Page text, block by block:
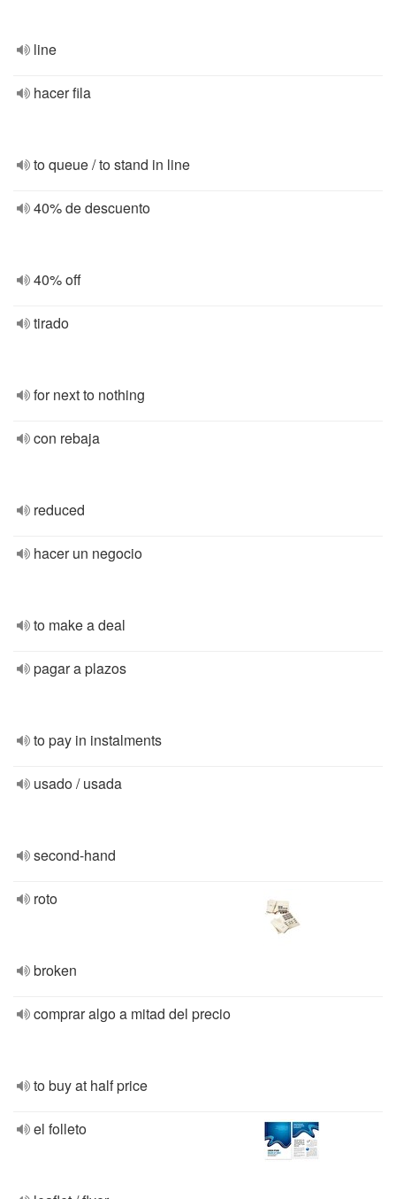
line
hacer fila
to queue / to stand in line
40% de descuento
40% off
tirado
for next to nothing
con rebaja
reduced
hacer un negocio
to make a deal
pagar a plazos
to pay in instalments
usado / usada
second-hand
roto
broken
comprar algo a mitad del precio
to buy at half price
el folleto